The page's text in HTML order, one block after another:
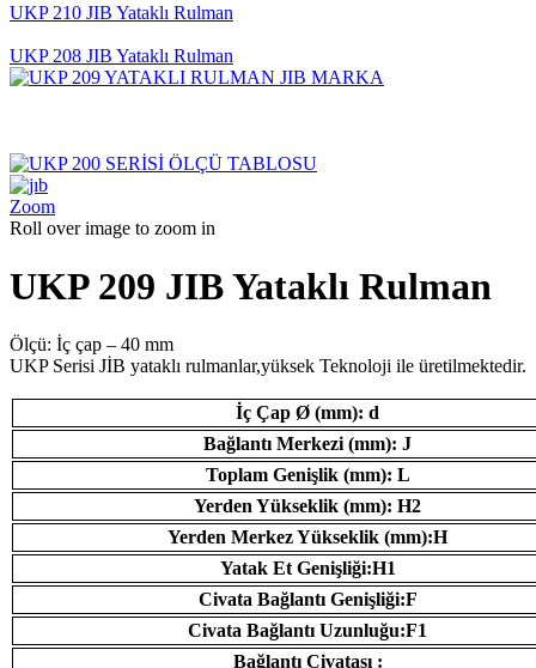
UKP 210 JIB Yataklı Rulman
UKP 208 JIB Yataklı Rulman
Zoom
Roll over image to zoom in
UKP 209 JIB Yataklı Rulman
Ölçü: İç çap – 40 mm
UKP Serisi JİB ​​yataklı rulmanlar,yüksek Teknoloji ile üretilmektedir.
İç Çap Ø (mm): d
Bağlantı Merkezi (mm): J
Toplam Genişlik (mm): L
Yerden Yükseklik (mm): H2
Yerden Merkez Yükseklik (mm):H
Yatak Et Genişliği:H1
Civata Bağlantı Genişliği:F
Civata Bağlantı Uzunluğu:F1
Bağlantı Civatası :